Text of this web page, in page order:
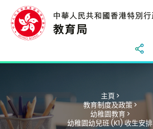
主頁 >
教育制度及政策 >
幼稚園教育 >
幼稚園幼兒班 (K1) 收生安排